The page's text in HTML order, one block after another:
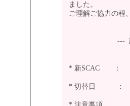
ました。
ご理解ご協力
--- 記
* 新SCAC ：
* 切替日 ：